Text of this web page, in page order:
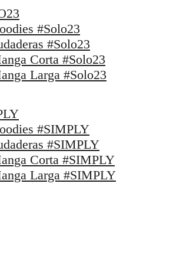
#Solo23
#Solo23
Corta #Solo23
Larga #Solo23
#SIMPLY
#SIMPLY
Corta #SIMPLY
Larga #SIMPLY